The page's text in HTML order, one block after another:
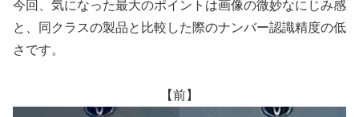
今回、気になった最大のポイントは画像の微妙なにじみ感
と、同クラスの製品と比較した際のナンバー認識精度の低
さです。
【前】